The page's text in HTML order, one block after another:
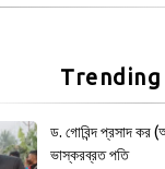
ড. গোবিন্দ প্রসাদ কর
ভাস্করব্রত পতি